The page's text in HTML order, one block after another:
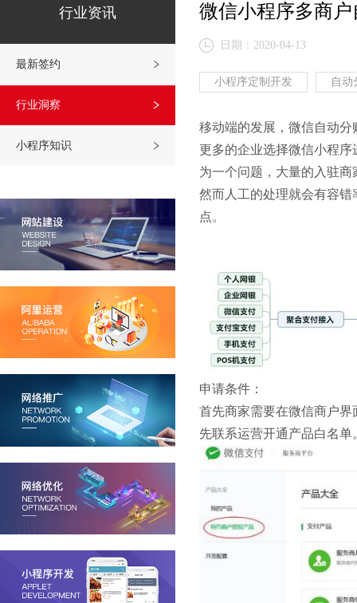
行业资讯
最新签约
行业洞察
小程序知识
微信小程序多商
日期：2020-04-13
小程序定制开发 自动
移动端的发展，微信自动
更多的企业选择微信小程
为一个问题，大量的入驻
然而人工的处理就会有容
点。
申请条件：
首先商家需要在微信商户
先联系运营开通产品白名单